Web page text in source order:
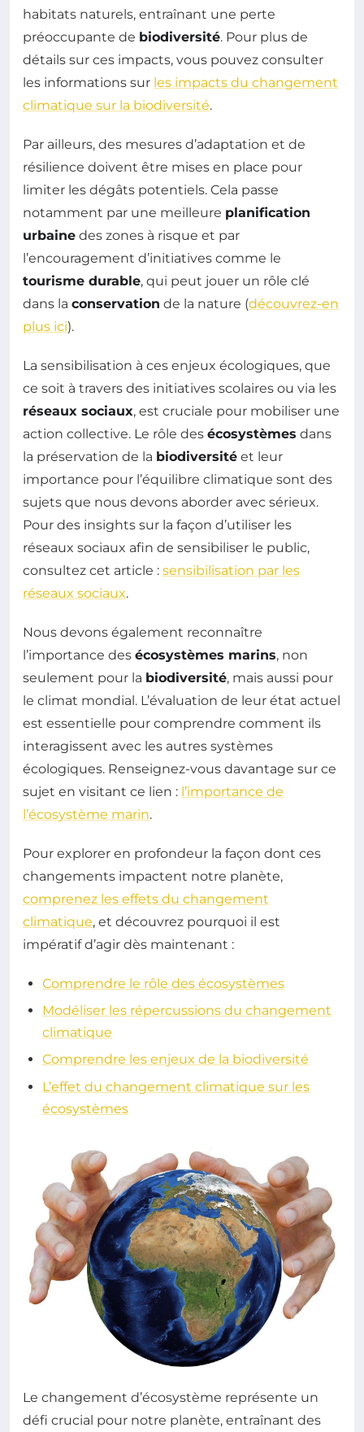
habitats naturels, entraînant une perte
préoccupante de biodiversité. Pour plus de
détails sur ces impacts, vous pouvez consulter
les informations sur les impacts du changement
climatique sur la biodiversité.
Par ailleurs, des mesures d’adaptation et de
résilience doivent être mises en place pour
limiter les dégâts potentiels. Cela passe
notamment par une meilleure planification
urbaine des zones à risque et par
l’encouragement d’initiatives comme le
tourisme durable, qui peut jouer un rôle clé
dans la conservation de la nature (découvrez-en
plus ici).
La sensibilisation à ces enjeux écologiques, que
ce soit à travers des initiatives scolaires ou via les
réseaux sociaux, est cruciale pour mobiliser une
action collective. Le rôle des écosystèmes dans
la préservation de la biodiversité et leur
importance pour l’équilibre climatique sont des
sujets que nous devons aborder avec sérieux.
Pour des insights sur la façon d’utiliser les
réseaux sociaux afin de sensibiliser le public,
consultez cet article : sensibilisation par les
réseaux sociaux.
Nous devons également reconnaître
l’importance des écosystèmes marins, non
seulement pour la biodiversité, mais aussi pour
le climat mondial. L’évaluation de leur état actuel
est essentielle pour comprendre comment ils
interagissent avec les autres systèmes
écologiques. Renseignez-vous davantage sur ce
sujet en visitant ce lien : l’importance de
l’écosystème marin.
Pour explorer en profondeur la façon dont ces
changements impactent notre planète,
comprenez les effets du changement
climatique, et découvrez pourquoi il est
impératif d’agir dès maintenant :
Comprendre le rôle des écosystèmes
Modéliser les répercussions du changement
climatique
Comprendre les enjeux de la biodiversité
L’effet du changement climatique sur les
écosystèmes
Le changement d’écosystème représente un
défi crucial pour notre planète, entraînant des